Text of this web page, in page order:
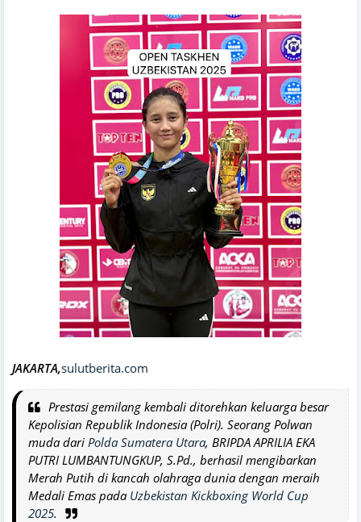
JAKARTA,sulutberita.com
Prestasi gemilang kembali ditorehkan keluarga besar
Kepolisian Republik Indonesia (Polri). Seorang Polwan
muda dari Polda Sumatera Utara, BRIPDA APRILIA EKA
PUTRI LUMBANTUNGKUP, S.Pd., berhasil mengibarkan
Merah Putih di kancah olahraga dunia dengan meraih
Medali Emas pada Uzbekistan Kickboxing World Cup
2025.